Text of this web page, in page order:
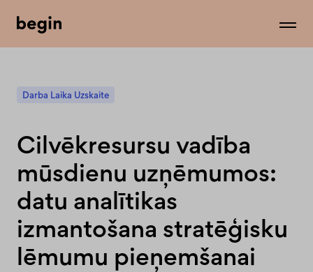
Darba Laika Uzskaite
Cilvēkresursu vadība
mūsdienu uzņēmumos:
datu analītikas
izmantošana stratēģisku
lēmumu pieņemšanai